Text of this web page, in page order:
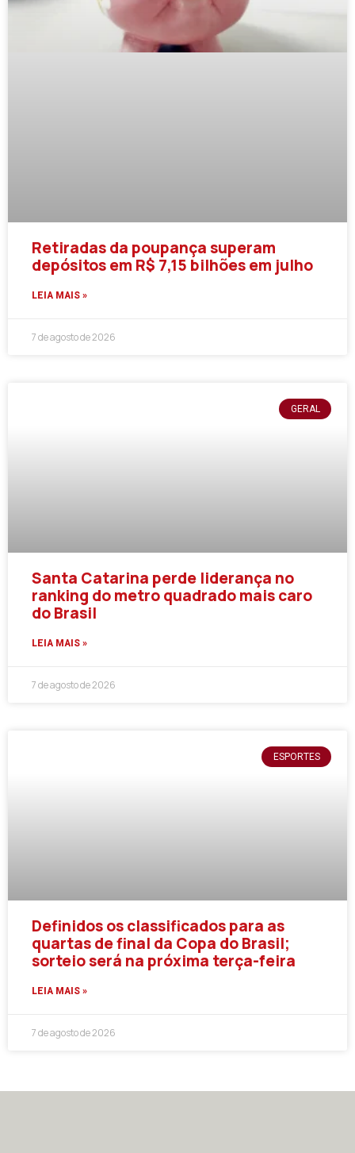
Retiradas da poupança superam
depósitos em R$ 7,15 bilhões em julho
LEIA MAIS »
7 de agosto de 2026
GERAL
Santa Catarina perde liderança no
ranking do metro quadrado mais caro
do Brasil
LEIA MAIS »
7 de agosto de 2026
ESPORTES
Definidos os classificados para as
quartas de final da Copa do Brasil;
sorteio será na próxima terça-feira
LEIA MAIS »
7 de agosto de 2026